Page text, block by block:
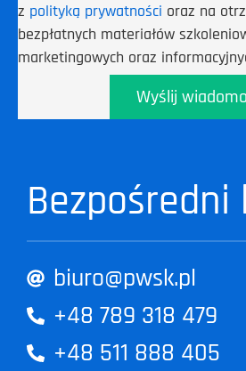
z polityką prywatności oraz na
bezpłatnych materiałów
marketingowych oraz
Wyślij
biuro@pwsk.pl
+48 789 318 479
+48 511 888 405